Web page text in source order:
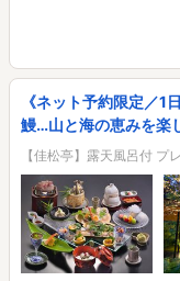
《ネット予約限定／1
鰻…山と海の恵みを楽
【佳松亭】露天風呂付 プ